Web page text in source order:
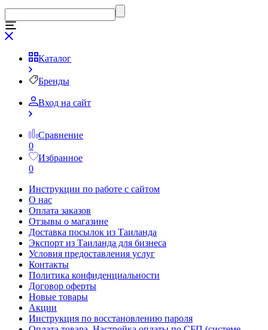
Каталог
Бренды
Вход на сайт
Сравнение
0
Избранное
0
Инструкции по работе с сайтом
О нас
Оплата заказов
Отзывы о магазине
Доставка посылок из Таиланда
Экспорт из Таиланда для бизнеса
Условия предоставления услуг
Контакты
Политика конфиденциальности
Договор оферты
Новые товары
Акции
Инструкция по восстановлению пароля